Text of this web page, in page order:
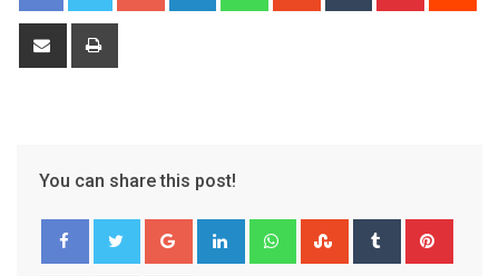
Share
You can share this post!
Google+ LinkedIn WhatsappStumbleUpon
Tumblr